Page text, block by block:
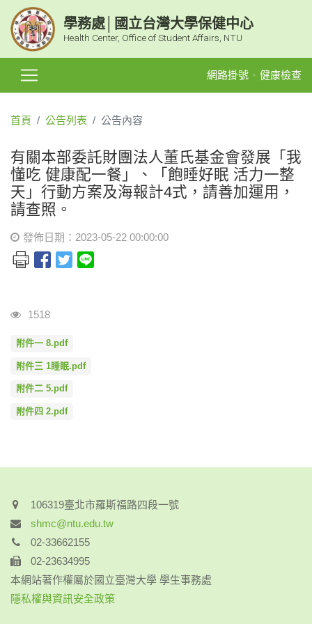
學務處│國立台灣大學保健中心
Health Center, Office of Student Affairs, NTU
網路掛號 健康檢查
首頁 公告列表 公告內容
有關本部委託財團法人董氏基金會發展「我
懂吃 健康配一餐」、「飽睡好眠 活力一整
天」行動方案及海報計4式，請善加運用，
請查照。
發佈日期：2023-05-22 00:00:00
瀏覽人次
1518
附件一 8.pdf
附件三 1睡眠.pdf
附件二 5.pdf
附件四 2.pdf
106319臺北市羅斯福路四段一號
shmc@ntu.edu.tw
02-33662155
02-23634995
本網站著作權屬於國立臺灣大學 學生事務處
隱私權與資訊安全政策